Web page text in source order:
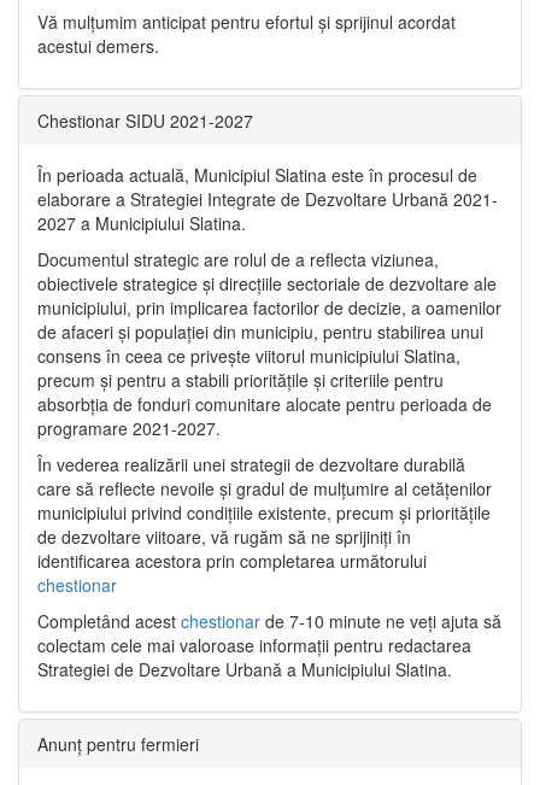
Vă mulţumim anticipat pentru efortul şi sprijinul acordat
acestui demers.
Chestionar SIDU 2021-2027
În perioada actuală, Municipiul Slatina este în procesul de
elaborare a Strategiei Integrate de Dezvoltare Urbană 2021‐
2027 a Municipiului Slatina.
Documentul strategic are rolul de a reflecta viziunea,
obiectivele strategice și direcțiile sectoriale de dezvoltare ale
municipiului, prin implicarea factorilor de decizie, a oamenilor
de afaceri și populației din municipiu, pentru stabilirea unui
consens în ceea ce privește viitorul municipiului Slatina,
precum și pentru a stabili prioritățile și criteriile pentru
absorbția de fonduri comunitare alocate pentru perioada de
programare 2021-2027.
În vederea realizării unei strategii de dezvoltare durabilă
care să reflecte nevoile și gradul de mulțumire al cetățenilor
municipiului privind condițiile existente, precum și prioritățile
de dezvoltare viitoare, vă rugăm să ne sprijiniți în
identificarea acestora prin completarea următorului
chestionar
Completând acest chestionar de 7-10 minute ne veți ajuta să
colectam cele mai valoroase informații pentru redactarea
Strategiei de Dezvoltare Urbană a Municipiului Slatina.
Anunț pentru fermieri